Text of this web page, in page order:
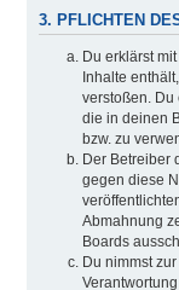
3. PFLICHTEN
Du erklärst
Inhalte
verstoßen. Du
die in deinen
bzw. zu
Der Betreiber
gegen diese
Abmahnung
Boards
Du nimmst